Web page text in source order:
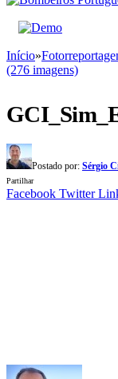
Início»
(276 imagens)
Postado por: Sérgio
Partilhar
Facebook Twitter